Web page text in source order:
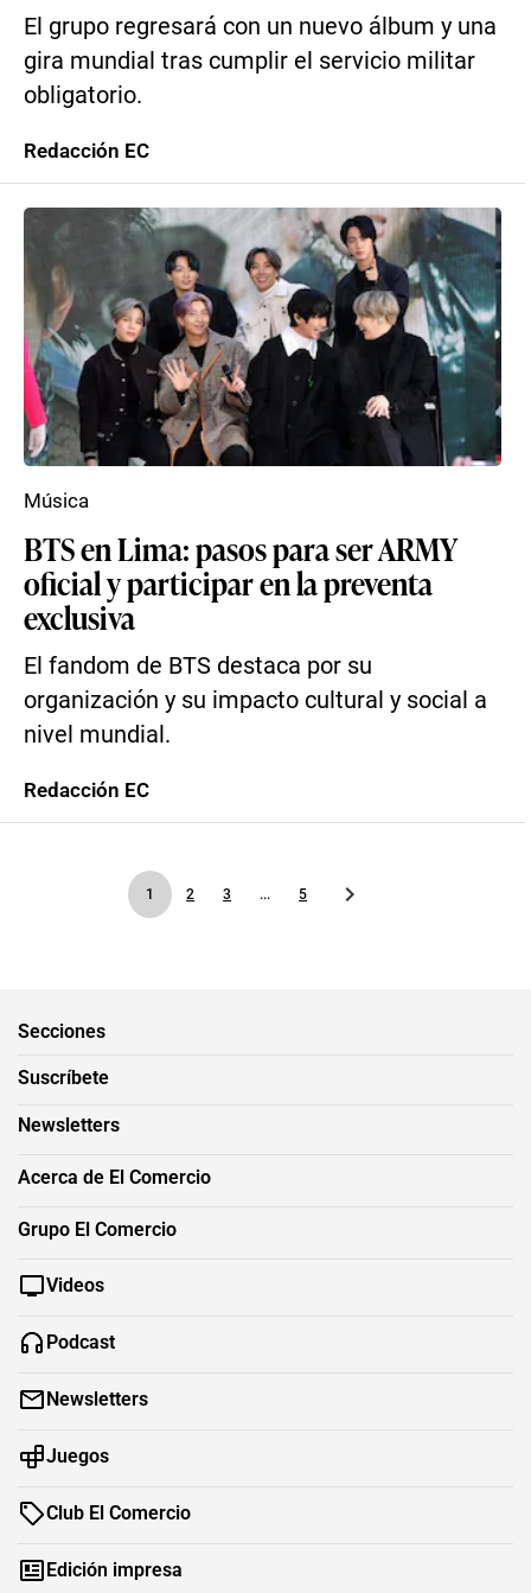
El grupo regresará con un nuevo álbum y una
gira mundial tras cumplir el servicio militar
obligatorio.
Redacción EC
BTS en Lima: pasos para ser ARMY
oficial y participar en la preventa
exclusiva
El fandom de BTS destaca por su
organización y su impacto cultural y social a
nivel mundial.
Música
Redacción EC
1 2 3 ... 5
Secciones
Suscríbete
Newsletters
Acerca de El Comercio
Grupo El Comercio
Videos
Podcast
Newsletters
Juegos
Club El Comercio
Edición impresa